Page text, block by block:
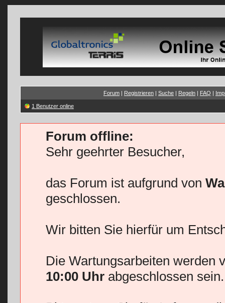
Forum | Registrieren | Suche | Regeln | FAQ |
1 Benutzer online
Forum offline:
Sehr geehrter Besucher,
das Forum ist aufgrund von
geschlossen.
Wir bitten Sie hierfür um
Die Wartungsarbeiten werden
10:00 Uhr abgeschlossen sein.